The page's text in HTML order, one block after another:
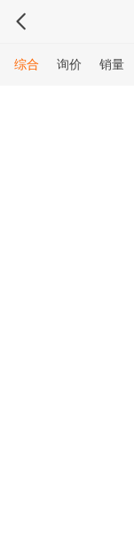
综合 询价 销量